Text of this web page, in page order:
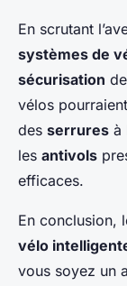
En scrutant
systèmes de
sécurisation
vélos
des serrures à
les antivols
efficaces.
En conclusion,
vélo
vous soyez un